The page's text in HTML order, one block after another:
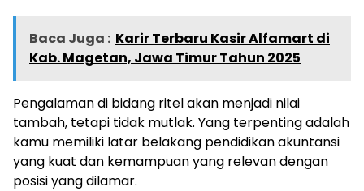
Baca Juga : Karir Terbaru Kasir Alfamart di
Kab. Magetan, Jawa Timur Tahun 2025
Pengalaman di bidang ritel akan menjadi nilai
tambah, tetapi tidak mutlak. Yang terpenting adalah
kamu memiliki latar belakang pendidikan akuntansi
yang kuat dan kemampuan yang relevan dengan
posisi yang dilamar.